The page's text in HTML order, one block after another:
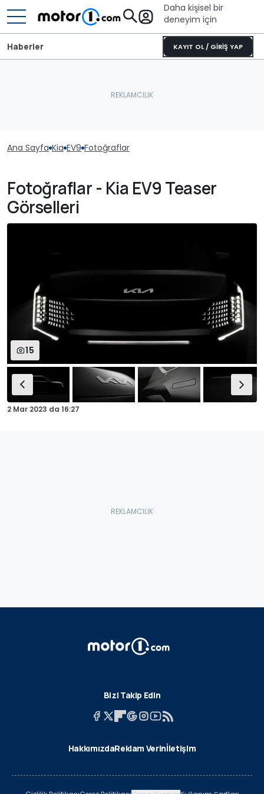
Daha kişisel bir
deneyim için
KAYIT OL / GİRİŞ YAP
Haberler
Ana Sayfa Kia EV9 Fotoğraflar
Fotoğraflar - Kia EV9 Teaser
Görselleri
15
2 Mar 2023 da 16:27
Bizi Takip Edin
HakkımızdaReklam Verinİletişim